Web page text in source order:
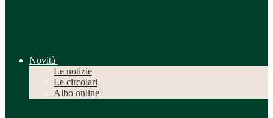
Novità
Le notizie
Le circolari
Albo online